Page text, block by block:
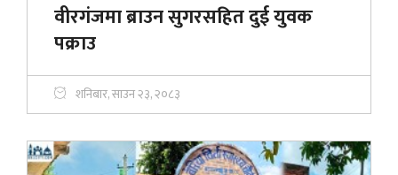
वीरगंजमा ब्राउन सुगरसहित दुई युवक
पक्राउ
शनिबार, साउन २३, २०८३